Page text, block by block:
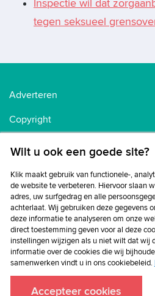
Inspectie wil dat
tegen seksueel
Adverteren
Copyright
Privacybeleid
Disclaimer
Wilt u ook een goede site?
Klik maakt gebruik van functionele-,
de website te verbeteren. Hiervoor slaan
adres, uw surfgedrag en alle
achterlaat. Wij gebruiken deze gegevens
deze informatie te analyseren om onze
direct toestemming geven voor al deze
instellingen wijzigen als u niet wilt dat wij
informatie over de cookies die wij
samenwerken vindt u in ons cookiebeleid.
Accepteer cookies